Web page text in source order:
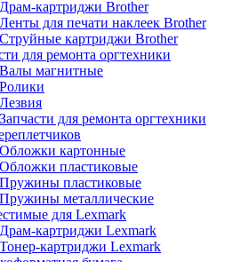
Драм-картриджи Brother
Ленты для печати наклеек Brother
Струйные картриджи Brother
для ремонта оргтехники
Валы магнитные
Ролики
Лезвия
Запчасти для ремонта оргтехники
Обложки картонные
Обложки пластиковые
Пружины пластиковые
Пружины металлические
для Lexmark
Драм-картриджи Lexmark
Тонер-картриджи Lexmark